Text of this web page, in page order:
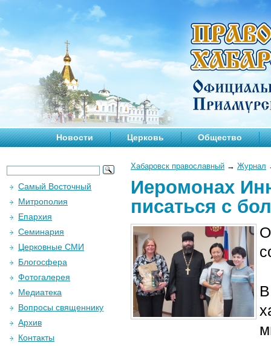
Новости Церковь Общество
Хабаровск православный → Журнал
Иеромонах
писаться с
Самый Восточный
Митрополия
Епархия
Семинария
Церковные СМИ
Блогосфера
Фотогалерея
Медиатека
Вопросы священнику
Архив
Контакты